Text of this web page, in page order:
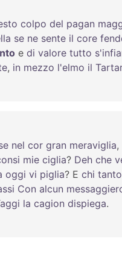
colpo del pagan
se ne sente il core
e di valore tutto
, in mezzo l'elmo il
nel cor gran meraviglia,
mie ciglia? Deh che
oggi vi piglia? E chi tanto
Con alcun
la cagion dispiega.